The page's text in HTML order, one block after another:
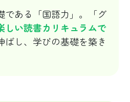
である「国語力」。「グ
しい読書カリキュラムで
ばし、学びの基礎を築き